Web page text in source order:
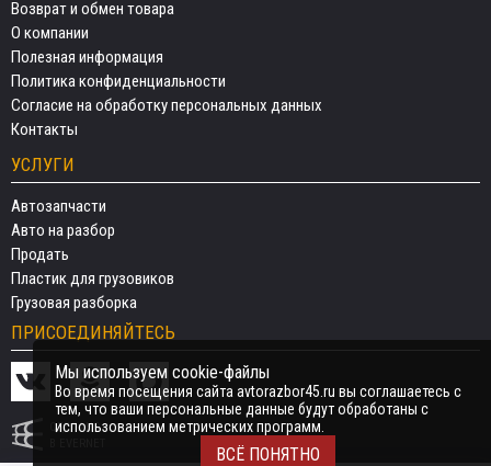
Возврат и обмен товара
О компании
Полезная информация
Политика конфиденциальности
Согласие на обработку персональных данных
Контакты
УСЛУГИ
Автозапчасти
Авто на разбор
Продать
Пластик для грузовиков
Грузовая разборка
ПРИСОЕДИНЯЙТЕСЬ
СДЕЛАНО
Мы используем cookie-файлы
Во время посещения сайта avtorazbor45.ru вы соглашаетесь с
тем, что ваши персональные данные будут обработаны с
использованием метрических программ.
ВСЁ ПОНЯТНО